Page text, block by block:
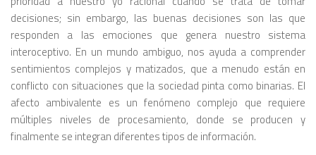
decisiones; sin embargo, las buenas decisiones son las que
responden a las emociones que genera nuestro sistema
interoceptivo. En un mundo ambiguo, nos ayuda a comprender
sentimientos complejos y matizados, que a menudo están en
conflicto con situaciones que la sociedad pinta como binarias. El
afecto ambivalente es un fenómeno complejo que requiere
múltiples niveles de procesamiento, donde se producen y
finalmente se integran diferentes tipos de información.